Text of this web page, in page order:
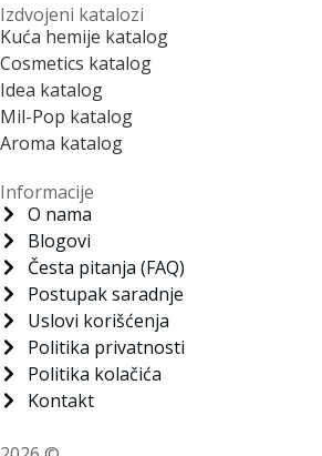
Izdvojeni katalozi
Kuća hemije katalog
Cosmetics katalog
Idea katalog
Mil-Pop katalog
Aroma katalog
Informacije
O nama
Blogovi
Česta pitanja (FAQ)
Postupak saradnje
Uslovi korišćenja
Politika privatnosti
Politika kolačića
Kontakt